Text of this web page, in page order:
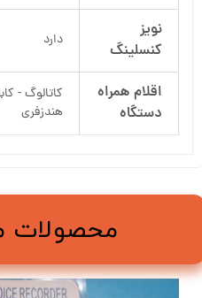
نویز
کنسلینگ
دارد
اقلام همراه
دستگاه
کاتالوگ -
هندزفری
محصولات